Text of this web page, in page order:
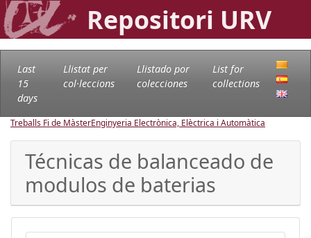
Repositori URV
Last
15
days
Llistat per
col·leccions
Llistado por
colecciones
List for
collections
Treballs Fi de MàsterEnginyeria Electrònica, Elèctrica i Automàtica
Técnicas de balanceado de
modulos de baterias